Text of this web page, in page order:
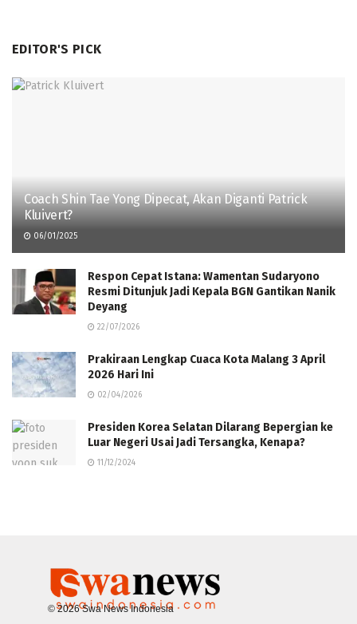
EDITOR'S PICK
Coach Shin Tae Yong Dipecat, Akan Diganti Patrick
Kluivert?
06/01/2025
Respon Cepat Istana: Wamentan Sudaryono
Resmi Ditunjuk Jadi Kepala BGN Gantikan Nanik
Deyang
22/07/2026
Prakiraan Lengkap Cuaca Kota Malang 3 April
2026 Hari Ini
02/04/2026
Presiden Korea Selatan Dilarang Bepergian ke
Luar Negeri Usai Jadi Tersangka, Kenapa?
11/12/2024
© 2026 Swa News Indonesia